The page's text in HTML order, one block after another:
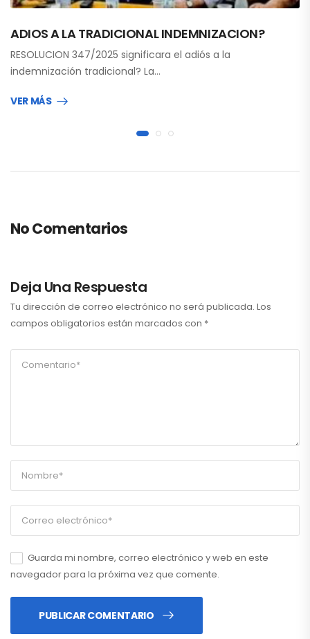
ADIOS A LA TRADICIONAL INDEMNIZACION?
RESOLUCION 347/2025 significara el adiós a la
indemnización tradicional? La…
VER MÁS
No Comentarios
Deja Una Respuesta
Tu dirección de correo electrónico no será publicada. Los
campos obligatorios están marcados con *
Guarda mi nombre, correo electrónico y web en este
navegador para la próxima vez que comente.
PUBLICAR COMENTARIO